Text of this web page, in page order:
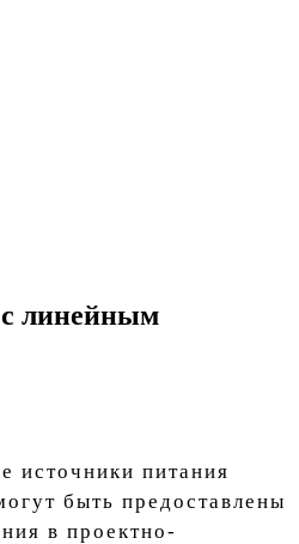
линейным
источники питания
быть предоставлены
в проектно-